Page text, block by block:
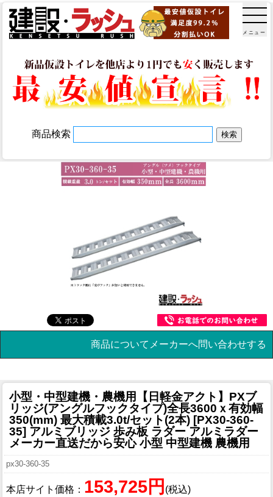
メニュー
商品検索
商品についてメーカーへ問い合わせする
小型・中型建機・農機用
【日軽金アクト】PXブ
リッジ(アングルフックタイプ)全長3600ｘ有効幅
350(mm) 最大積載3.0t/セット(2本) [PX30-360-
35] アルミブリッジ 歩み板 ラダー アルミラダー
メーカー直送だから安心 小型 中型建機 農機用
px30-360-35
本店サイト価格： 153,725円 (税込)